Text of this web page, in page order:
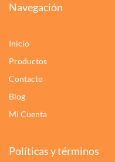
Navegación
Inicio
Productos
Contacto
Blog
Mi Cuenta
Políticas y términos